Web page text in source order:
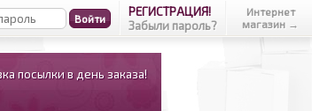
РЕГИСТРАЦИЯ!
Забыли пароль?
Интернет
магазин →
посылки в день заказа!